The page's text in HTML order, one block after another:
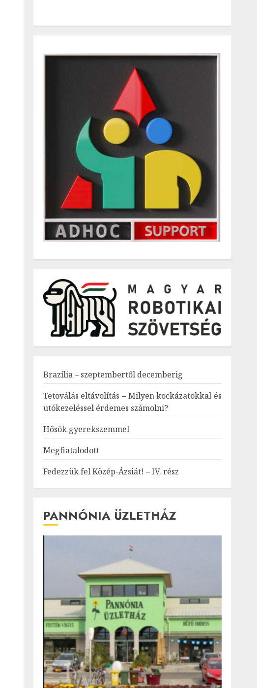
Brazília – szeptembertől decemberig
Tetoválás eltávolítás – Milyen kockázatokkal és
utókezeléssel érdemes számolni?
Hősök gyerekszemmel
Megfiatalodott
Fedezzük fel Közép-Ázsiát! – IV. rész
PANNÓNIA ÜZLETHÁZ